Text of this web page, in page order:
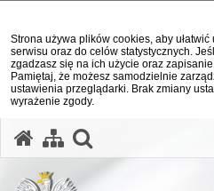
Strona używa plików cookies, aby
serwisu oraz do celów statystycznych.
zgadzasz się na ich użycie oraz
Pamiętaj, że możesz samodzielnie
ustawienia przeglądarki. Brak zmiany
wyrażenie zgody.